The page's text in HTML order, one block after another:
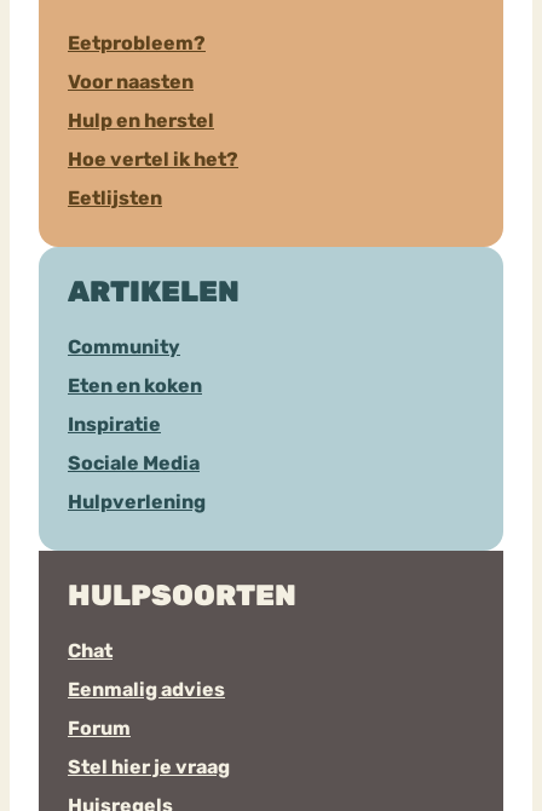
Eetprobleem?
Voor naasten
Hulp en herstel
Hoe vertel ik het?
Eetlijsten
ARTIKELEN
Community
Eten en koken
Inspiratie
Sociale Media
Hulpverlening
HULPSOORTEN
Chat
Eenmalig advies
Forum
Stel hier je vraag
Huisregels